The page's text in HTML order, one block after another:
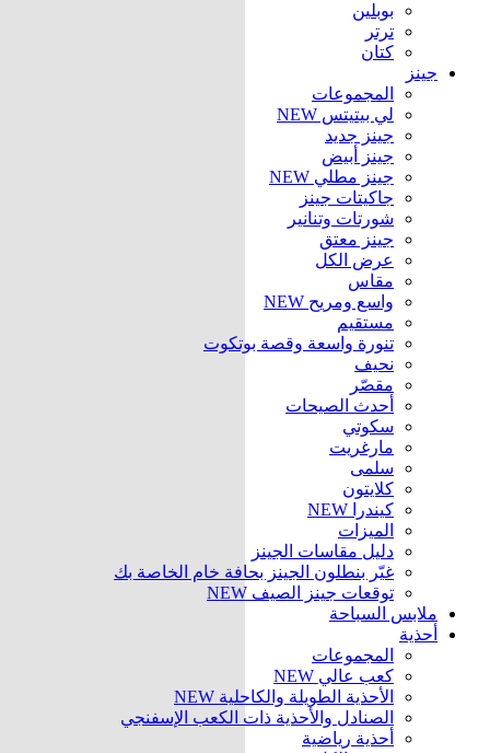
بوبلين
ترتر
كتان
جينز
المجموعات
لي بيتيتس NEW
جينز جديد
جينز أبيض
جينز مطلي NEW
جاكيتات جينز
شورتات وتنانير
جينز معتق
عرض الكل
مقاس
واسع ومريح NEW
مستقيم
تنورة واسعة وقصة بوتكوت
نحيف
مقصّر
أحدث الصيحات
سكوتي
مارغريت
سلمى
كلايتون
كيندرا NEW
الميزات
دليل مقاسات الجينز
غيّر بنطلون الجينز بحافة خام الخاصة بك
توقعات جينز الصيف NEW
ملابس السباحة
أحذية
المجموعات
كعب عالي NEW
الأحذية الطويلة والكاحلية NEW
الصنادل والأحذية ذات الكعب الإسفنجي
أحذية رياضية